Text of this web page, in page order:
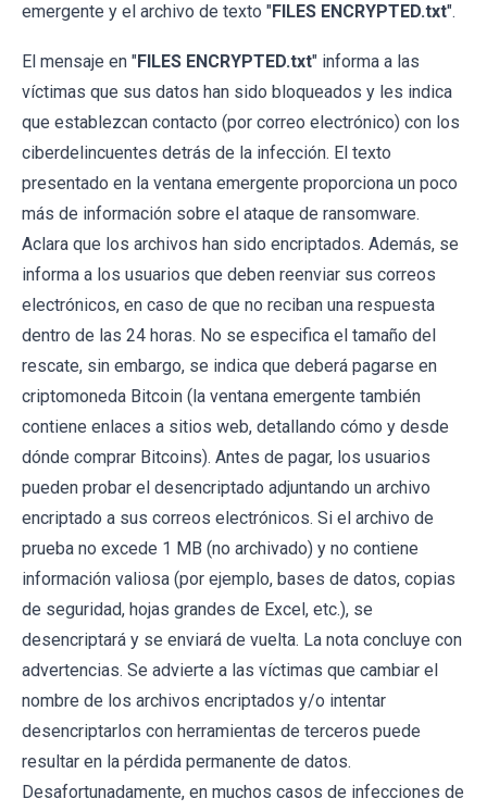
emergente y el archivo de texto "FILES ENCRYPTED.txt".
El mensaje en "FILES ENCRYPTED.txt" informa a las
víctimas que sus datos han sido bloqueados y les indica
que establezcan contacto (por correo electrónico) con los
ciberdelincuentes detrás de la infección. El texto
presentado en la ventana emergente proporciona un poco
más de información sobre el ataque de ransomware.
Aclara que los archivos han sido encriptados. Además, se
informa a los usuarios que deben reenviar sus correos
electrónicos, en caso de que no reciban una respuesta
dentro de las 24 horas. No se especifica el tamaño del
rescate, sin embargo, se indica que deberá pagarse en
criptomoneda Bitcoin (la ventana emergente también
contiene enlaces a sitios web, detallando cómo y desde
dónde comprar Bitcoins). Antes de pagar, los usuarios
pueden probar el desencriptado adjuntando un archivo
encriptado a sus correos electrónicos. Si el archivo de
prueba no excede 1 MB (no archivado) y no contiene
información valiosa (por ejemplo, bases de datos, copias
de seguridad, hojas grandes de Excel, etc.), se
desencriptará y se enviará de vuelta. La nota concluye con
advertencias. Se advierte a las víctimas que cambiar el
nombre de los archivos encriptados y/o intentar
desencriptarlos con herramientas de terceros puede
resultar en la pérdida permanente de datos.
Desafortunadamente, en muchos casos de infecciones de